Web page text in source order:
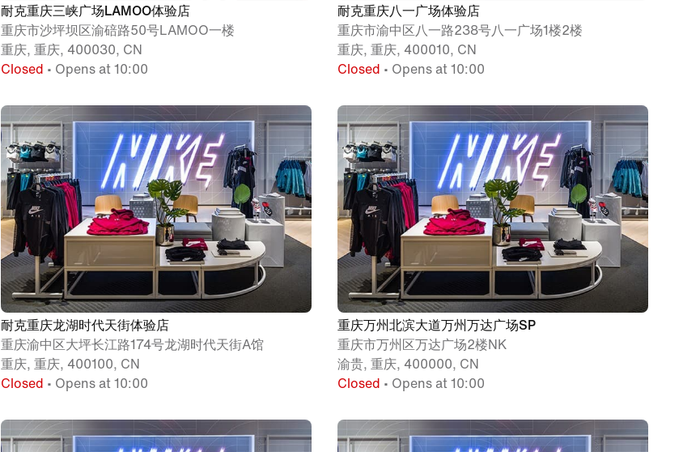
耐克重庆三峡广场LAMOO体验店
重庆市沙坪坝区渝碚路50号LAMOO一楼
重庆, 重庆, 400030, CN
Closed • Opens at 10:00
耐克重庆八一广场体验店
重庆市渝中区八一路238号八一广场1楼2楼
重庆, 重庆, 400010, CN
Closed • Opens at 10:00
耐克重庆龙湖时代天街体验店
重庆渝中区大坪长江路174号龙湖时代天街A馆
重庆, 重庆, 400100, CN
Closed • Opens at 10:00
重庆万州北滨大道万州万达广场SP
重庆市万州区万达广场2楼NK
渝贵, 重庆, 400000, CN
Closed • Opens at 10:00